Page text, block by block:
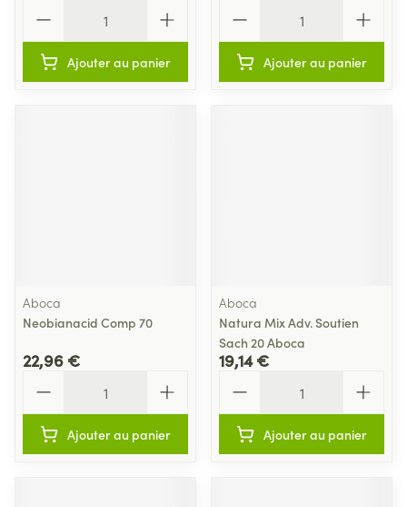
Ajouter au panier Ajouter au panier
Aboca
Neobianacid Comp 70
22,96 €
Ajouter au panier
Aboca
Natura Mix Adv. Soutien
Sach 20 Aboca
19,14 €
Ajouter au panier